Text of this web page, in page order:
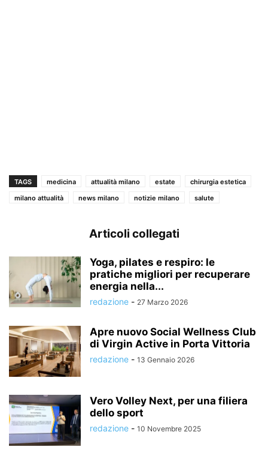
TAGS medicina attualità milano estate
chirurgia estetica
milano attualità
news milano notizie milano salute
Articoli collegati
Yoga, pilates e respiro: le
pratiche migliori per recuperare
energia nella...
redazione - 27 Marzo 2026
Apre nuovo Social Wellness Club
di Virgin Active in Porta Vittoria
redazione - 13 Gennaio 2026
Vero Volley Next, per una filiera
dello sport
redazione - 10 Novembre 2025